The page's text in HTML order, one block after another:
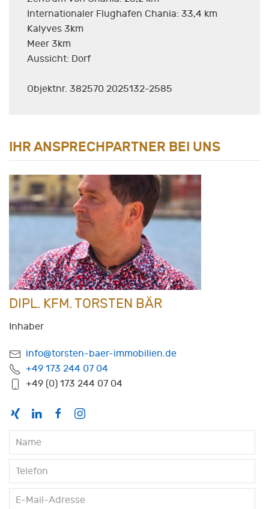
Internationaler Flughafen Chania: 33,4 km
Kalyves 3km
Meer 3km
Aussicht: Dorf
Objektnr. 382570 2025132-2585
IHR ANSPRECHPARTNER BEI UNS
DIPL. KFM. TORSTEN BÄR
Inhaber
info@torsten-baer-immobilien.de
+49 173 244 07 04
+49 (0) 173 244 07 04